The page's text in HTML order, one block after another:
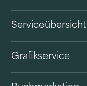
Serviceübersicht
Grafikservice